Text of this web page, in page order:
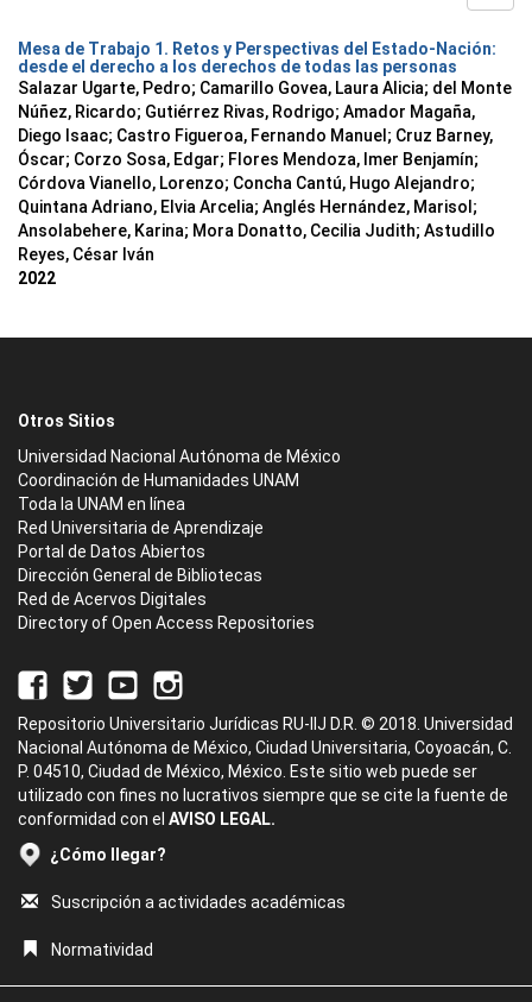
Mesa de Trabajo 1. Retos y Perspectivas del Estado-Nación:
desde el derecho a los derechos de todas las personas
Salazar Ugarte, Pedro; Camarillo Govea, Laura Alicia; del Monte
Núñez, Ricardo; Gutiérrez Rivas, Rodrigo; Amador Magaña,
Diego Isaac; Castro Figueroa, Fernando Manuel ; Cruz Barney,
Óscar; Corzo Sosa, Edgar; Flores Mendoza, Imer Benjamín;
Córdova Vianello, Lorenzo; Concha Cantú, Hugo Alejandro;
Quintana Adriano, Elvia Arcelia; Anglés Hernández, Marisol ;
Ansolabehere, Karina; Mora Donatto, Cecilia Judith; Astudillo
Reyes, César Iván
2022
Otros Sitios
Universidad Nacional Autónoma de México
Coordinación de Humanidades UNAM
Toda la UNAM en línea
Red Universitaria de Aprendizaje
Portal de Datos Abiertos
Dirección General de Bibliotecas
Red de Acervos Digitales
Directory of Open Access Repositories
Repositorio Universitario Jurídicas RU-IIJ D.R. © 2018. Universidad
Nacional Autónoma de México, Ciudad Universitaria, Coyoacán, C.
P. 04510, Ciudad de México, México. Este sitio web puede ser
utilizado con fines no lucrativos siempre que se cite la fuente de
conformidad con el AVISO LEGAL.
¿Cómo llegar?
Suscripción a actividades académicas
Normatividad